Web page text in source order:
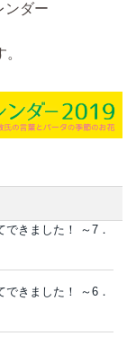
ンダー
きました！ ～7．
きました！ ～6．